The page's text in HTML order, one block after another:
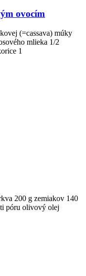
ovocím
(=cassava) múky
mlieka 1/2
1
200 g zemiakov 140
póru olivový olej